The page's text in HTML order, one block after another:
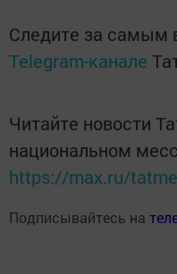
Следите за самым
Telegram-канале
Читайте новости
национальном
https://max.ru/
Подписывайтесь на